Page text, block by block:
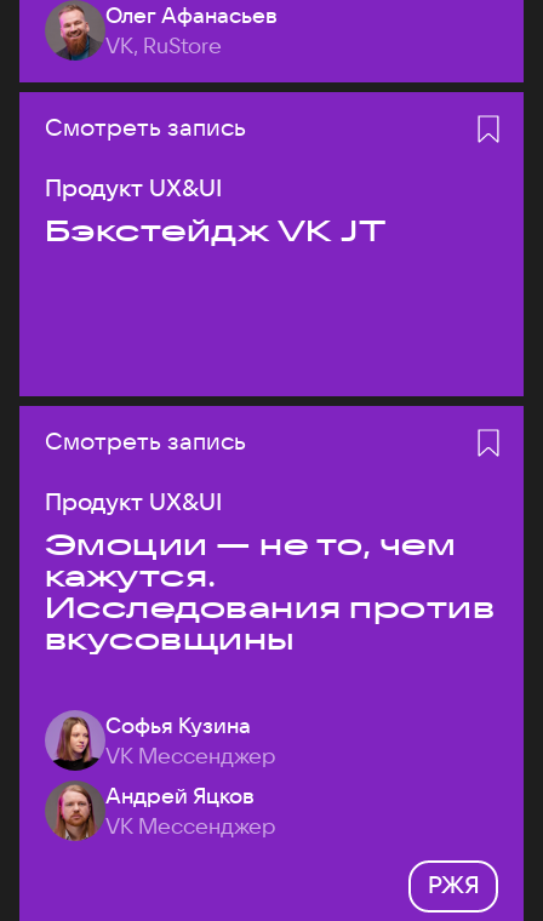
Олег Афанасьев
VK, RuStore
Смотреть запись
Продукт UX&UI
Бэкстейдж VK JT
Смотреть запись
Продукт UX&UI
Эмоции — не то, чем
кажутся.
Исследования против
вкусовщины
Софья Кузина
VK Мессенджер
Андрей Яцков
VK Мессенджер
РЖЯ